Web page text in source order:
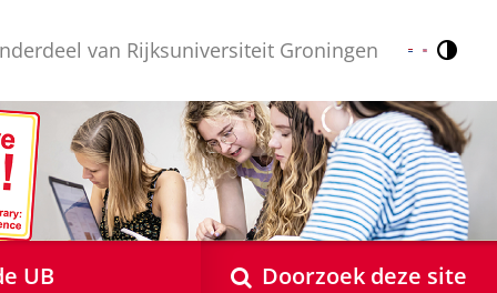
van Rijksuniversiteit Groningen Nederlands
English
UB Doorzoek deze site